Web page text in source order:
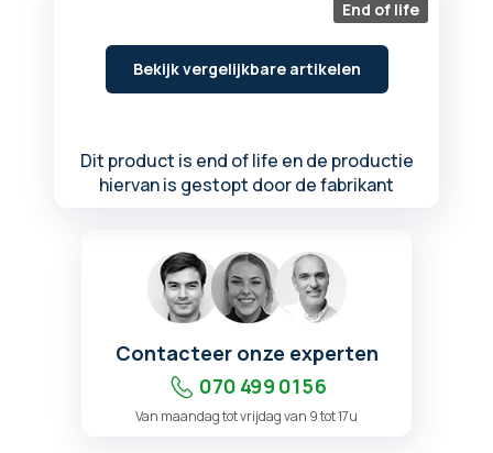
End of life
Bekijk vergelijkbare artikelen
Dit product is end of life en de productie
hiervan is gestopt door de fabrikant
Contacteer onze experten
070 499 01 56
Van maandag tot vrijdag van 9 tot 17u